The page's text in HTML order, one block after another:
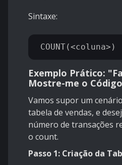
Sintaxe:
Exemplo Prático:
Mostre-me o
Vamos supor um
tabela de vendas, e
número de transações
o count.
Passo 1: Criação da